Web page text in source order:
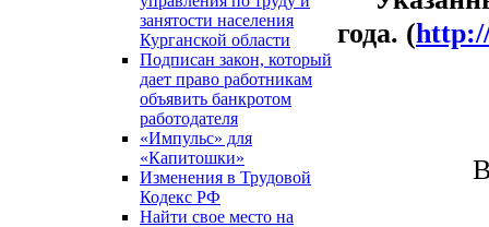
занятости населения
Курганской области
Подписан закон, который
дает право работникам
объявить банкротом
работодателя
«Импульс» для
«Капитошки»
Изменения в Трудовой
Кодекс РФ
Найти свое место на
года. (